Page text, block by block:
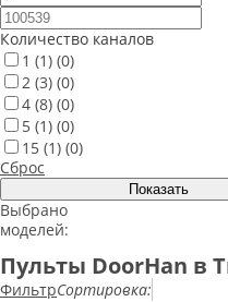
Количество каналов
1 (1) (0)
2 (3) (0)
4 (8) (0)
5 (1) (0)
15 (1) (0)
Сброс
Выбрано
моделей:
Пульты DoorHan в
ФильтрСортировка: